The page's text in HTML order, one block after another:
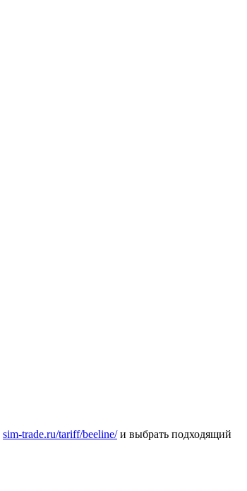
sim-trade.ru/tariff/beeline/и выбрать подходящий